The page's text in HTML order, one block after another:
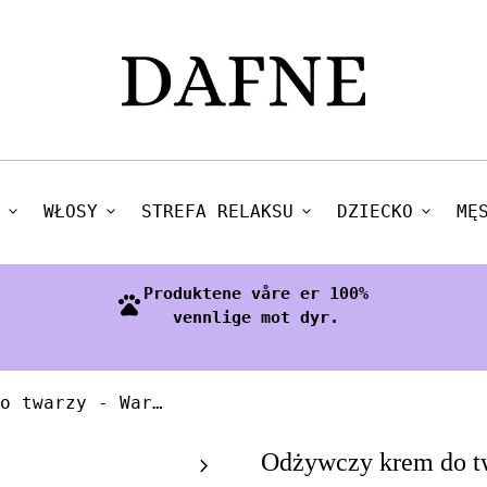
expand_more WŁOSY expand_more STREFA RELAKSU expand_more DZIECKO expand_more
pets Produktene våre er 100%
vennlige mot dyr.
Odżywczy krem do twarzy - Warzywny
chevron_right Odżywczy krem do